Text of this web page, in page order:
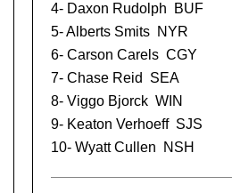
4- Daxon Rudolph
BUF
5-Alberts Smits NYR
6- Carson Carels CGY
7- Chase Reid SEA
8- Viggo Bjorck WIN
9- Keaton Verhoeff SJS
10- Wyatt Cullen NSH